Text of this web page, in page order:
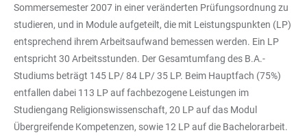
Sommersemester 2007 in einer veränderten Prüfungsordnung zu
studieren, und in Module aufgeteilt, die mit Leistungspunkten (LP)
entsprechend ihrem Arbeitsaufwand bemessen werden. Ein LP
entspricht 30 Arbeitsstunden. Der Gesamtumfang des B.A.-
Studiums beträgt 145 LP/ 84 LP/ 35 LP. Beim Hauptfach (75%)
entfallen dabei 113 LP auf fachbezogene Leistungen im
Studiengang Religionswissenschaft, 20 LP auf das Modul
Übergreifende Kompetenzen, sowie 12 LP auf die Bachelorarbeit.